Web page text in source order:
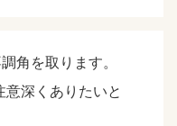
角を取ります。
深くありたいと